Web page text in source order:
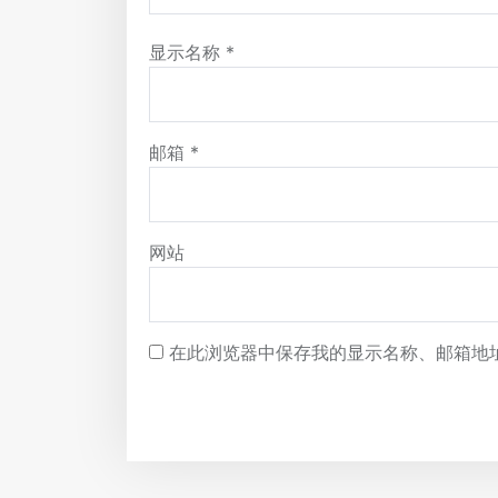
显示名称 *
邮箱 *
网站
在此浏览器中保存我的显示名称、邮箱